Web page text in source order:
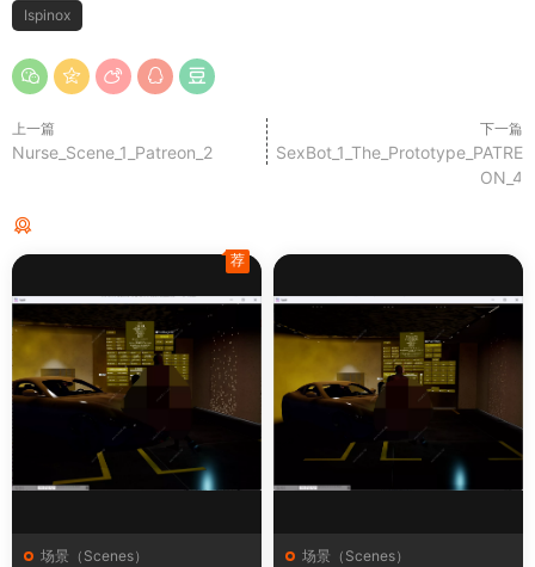
Ispinox
上一篇
Nurse_Scene_1_Patreon_2
下一篇
SexBot_1_The_Prototype_PATRE
ON_4
场景（Scenes）
荐
场景（Scenes）